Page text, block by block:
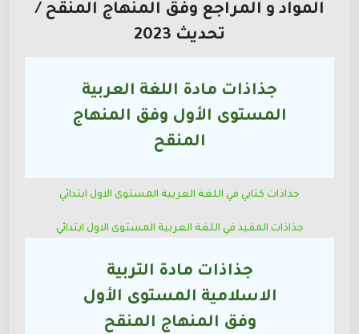
المواد و المراجع وفق المنهاج المنقح /
تحديث 2023
جذاذات مادة اللغة العربية
المستوى الأول وفق المنهاج
المنقح
جذاذات كتابي في اللغة العربية المستوى الاول ابتدائي
جذاذات المفيد في اللغة العربية المستوى الاول ابتدائي
جذاذات مادة التربية
الاسلامية المستوى الأول
وفق المنهاج المنقح